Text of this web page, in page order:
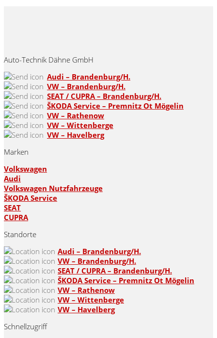
Auto-Technik Dähne GmbH
Audi – Brandenburg/H.
VW – Brandenburg/H.
SEAT / CUPRA – Brandenburg/H.
ŠKODA Service – Premnitz Ot Mögelin
VW – Rathenow
VW – Wittenberge
VW – Havelberg
Marken
Volkswagen
Audi
Volkswagen Nutzfahrzeuge
ŠKODA Service
SEAT
CUPRA
Standorte
Audi – Brandenburg/H.
VW – Brandenburg/H.
SEAT / CUPRA – Brandenburg/H.
ŠKODA Service – Premnitz Ot Mögelin
VW – Rathenow
VW – Wittenberge
VW – Havelberg
Schnellzugriff